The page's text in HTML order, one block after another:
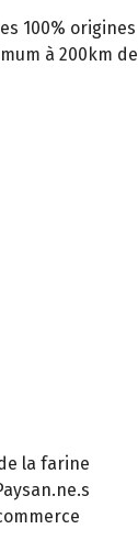
100% origines
à 200km
la farine